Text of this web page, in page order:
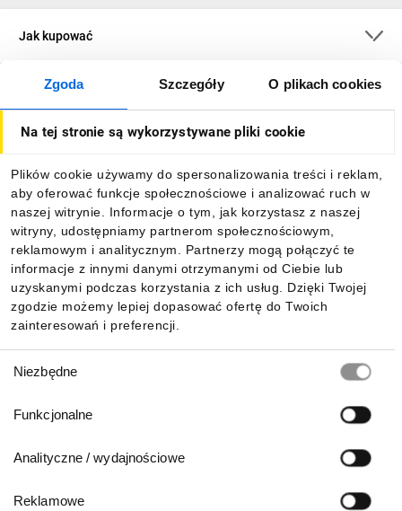
Zgoda Szczegóły O plikach cookies
Na tej stronie są wykorzystywane pliki cookie
Plików cookie używamy do spersonalizowania treści i reklam,
aby oferować funkcje społecznościowe i analizować ruch w
naszej witrynie. Informacje o tym, jak korzystasz z naszej
witryny, udostępniamy partnerom społecznościowym,
reklamowym i analitycznym. Partnerzy mogą połączyć te
informacje z innymi danymi otrzymanymi od Ciebie lub
uzyskanymi podczas korzystania z ich usług. Dzięki Twojej
zgodzie możemy lepiej dopasować ofertę do Twoich
zainteresowań i preferencji.
zgody
Niezbędne
Funkcjonalne
Analityczne / wydajnościowe
Reklamowe
Jak kupować
O firmie
Informacje
Pobierz naszą aplikację mobilną: